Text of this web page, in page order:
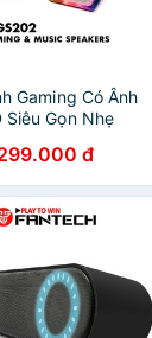
Gaming Có Ânh
Siêu Gọn Nhẹ
Phối Chính Thức
đ